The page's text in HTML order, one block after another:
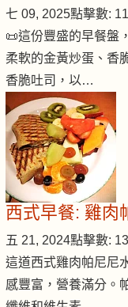
七 09, 2025點擊數:
📜這份豐盛的早餐盤
柔軟的金黃炒蛋、香
香脆吐司，以…
西式早餐: 雞肉
五 21, 2024點擊數:
這道西式雞肉帕尼尼
感豐富，營養滿分。